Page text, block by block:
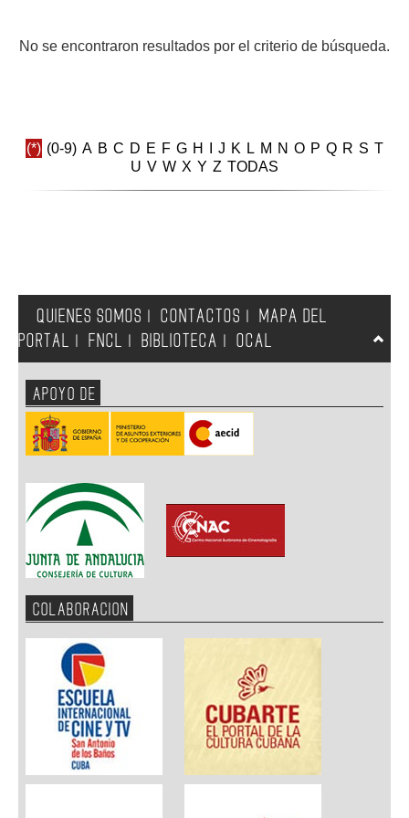
No se encontraron resultados por el criterio de búsqueda.
(*) (0-9) A B C D E F G H J K L M N O P Q R S T
U V W X Y Z TODAS
QUIENES SOMOS CONTACTOS
MAPA DEL
PORTAL
FNCL BIBLIOTECA OCAL
APOYO DE
COLABORACION